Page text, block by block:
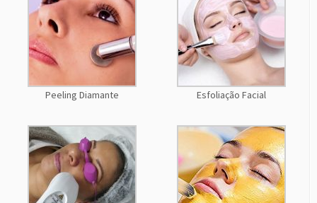
Peeling Diamante Esfoliação Facial